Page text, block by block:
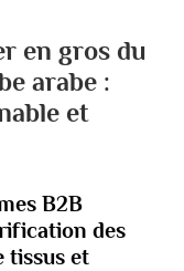
en gros du
arabe :
et
B2B
des
tissus et